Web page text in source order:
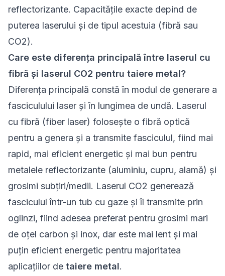
reflectorizante. Capacitățile exacte depind de
puterea laserului și de tipul acestuia (fibră sau
CO2).
Care este diferența principală între laserul cu
fibră și laserul CO2 pentru taiere metal?
Diferența principală constă în modul de generare a
fasciculului laser și în lungimea de undă. Laserul
cu fibră (fiber laser) folosește o fibră optică
pentru a genera și a transmite fasciculul, fiind mai
rapid, mai eficient energetic și mai bun pentru
metalele reflectorizante (aluminiu, cupru, alamă) și
grosimi subțiri/medii. Laserul CO2 generează
fasciculul într-un tub cu gaze și îl transmite prin
oglinzi, fiind adesea preferat pentru grosimi mari
de oțel carbon și inox, dar este mai lent și mai
puțin eficient energetic pentru majoritatea
aplicațiilor de taiere metal.